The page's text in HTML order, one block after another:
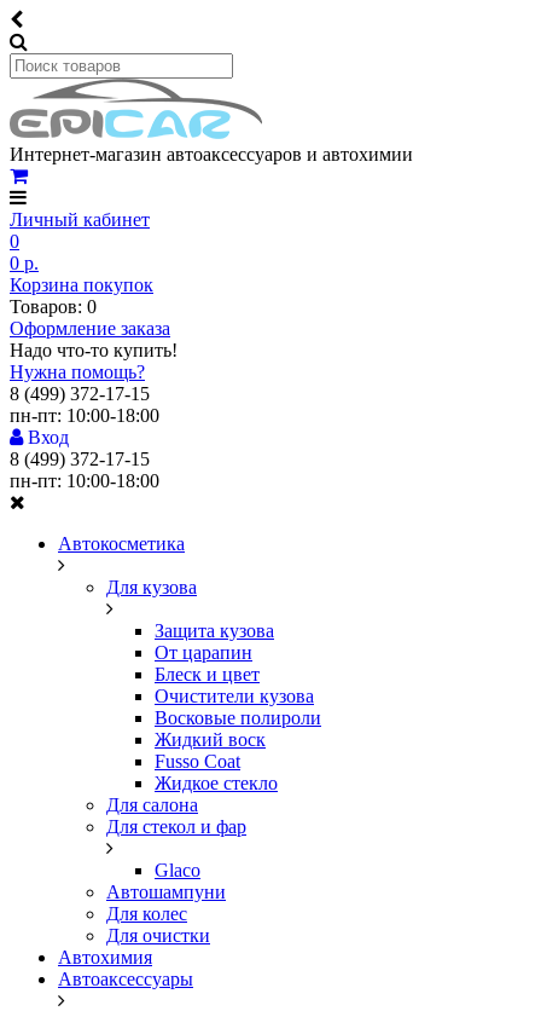
Интернет-магазин автоаксессуаров и автохимии
Личный кабинет
0
0 р.
Корзина покупок
Товаров: 0
Оформление заказа
Надо что-то купить!
Нужна помощь?
8 (499) 372-17-15
пн-пт: 10:00-18:00
Вход
8 (499) 372-17-15
пн-пт: 10:00-18:00
Автокосметика
Для кузова
Защита кузова
От царапин
Блеск и цвет
Очистители кузова
Восковые полироли
Жидкий воск
Fusso Coat
Жидкое стекло
Для салона
Для стекол и фар
Glaco
Автошампуни
Для колес
Для очистки
Автохимия
Автоаксессуары